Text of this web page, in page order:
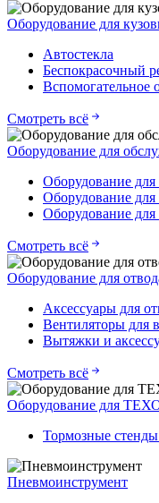
Оборудование для
Автостекла
Беспокрасочный
Вспомогательное
Смотреть всё
Оборудование для
Оборудование
Оборудование
Оборудование
Смотреть всё
Оборудование для
Аксессуары для
Вентиляторы для
Вытяжки и
Смотреть всё
Оборудование для
Тормозные
Пневмоинструмент